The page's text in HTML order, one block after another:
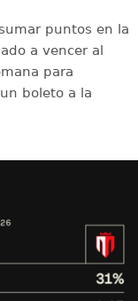
puntos en la
a vencer al
para
boleto a la